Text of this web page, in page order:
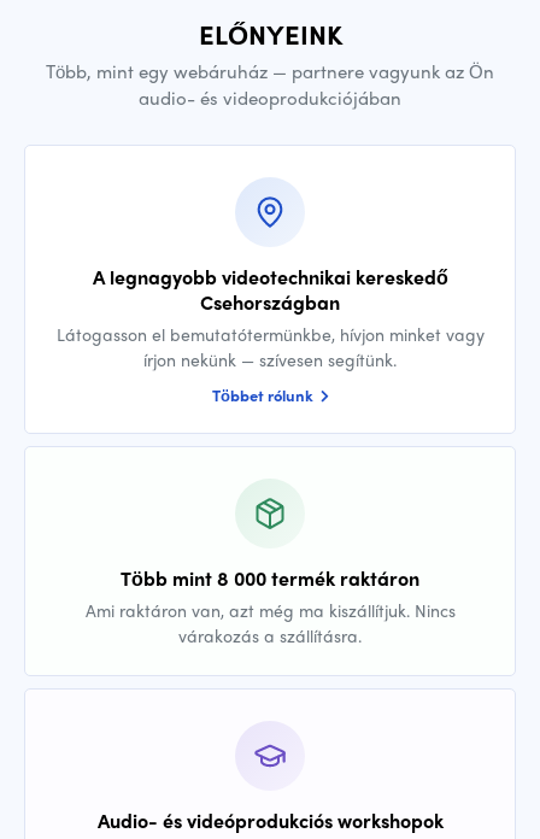
ELŐNYEINK
Több, mint egy webáruház — partnere vagyunk az Ön
audio- és videoprodukciójában
A legnagyobb videotechnikai kereskedő
Csehországban
Látogasson el bemutatótermünkbe, hívjon minket vagy
írjon nekünk — szívesen segítünk.
Többet rólunk
Több mint 8 000 termék raktáron
Ami raktáron van, azt még ma kiszállítjuk. Nincs
várakozás a szállításra.
Audio- és videóprodukciós workshopok